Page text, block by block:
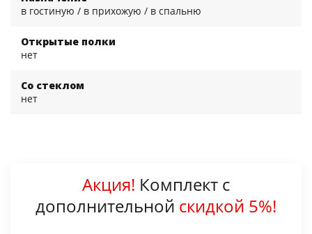
в гостиную / в прихожую / в спальню
Открытые полки
нет
Со стеклом
нет
Акция! Комплект с
дополнительной скидкой 5%!